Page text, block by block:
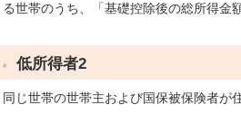
る世帯のうち、「基礎控除後の総所得金
低所得者2
同じ世帯の世帯主および国保被保険者が